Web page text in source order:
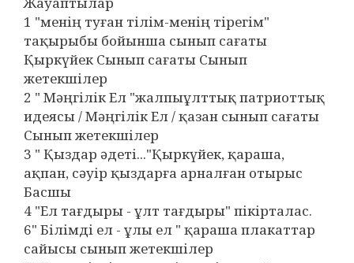
1 "менің туған тілім-менің тірегім"
тақырыбы бойынша сынып сағаты
Қыркүйек Сынып сағаты Сынып
жетекшілер
2 " Мәңгілік Ел "жалпыұлттық патриоттық
идеясы / Мәңгілік Ел / қазан сынып сағаты
Сынып жетекшілер
3 " Қыздар әдеті..."Қыркүйек, қараша,
ақпан, сәуір қыздарға арналған отырыс
Басшы
4 "Ел тағдыры - ұлт тағдыры" пікірталас.
6" Білімді ел - ұлы ел " қараша плакаттар
сайысы сынып жетекшілер